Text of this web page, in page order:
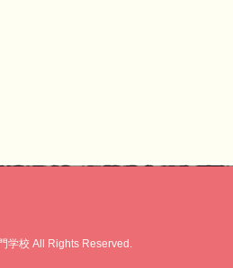
学校 All Rights Reserved.